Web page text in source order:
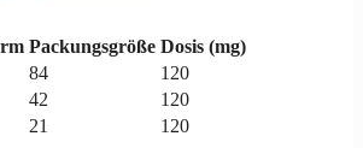
Packungsgröße Dosis (mg)
84
120
42
120
21 120